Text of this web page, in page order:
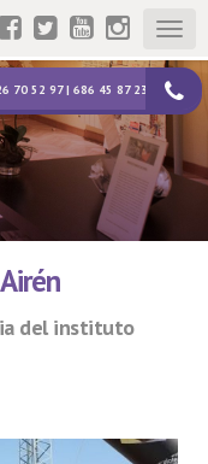
70 52 97 | 686 45 87 23
del instituto